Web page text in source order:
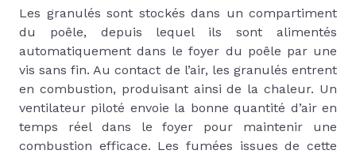
Les granulés sont stockés dans un compartiment
du poêle, depuis lequel ils sont alimentés
automatiquement dans le foyer du poêle par une
vis sans fin. Au contact de l’air, les granulés entrent
en combustion, produisant ainsi de la chaleur. Un
ventilateur piloté envoie la bonne quantité d’air en
temps réel dans le foyer pour maintenir une
combustion efficace. Les fumées issues de cette